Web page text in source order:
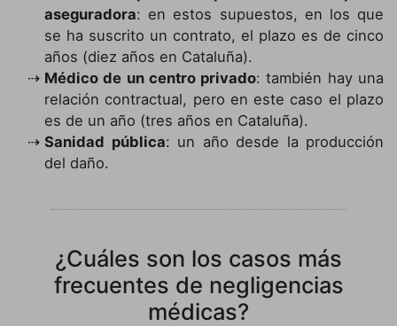
aseguradora: en estos supuestos, en los que
se ha suscrito un contrato, el plazo es de cinco
años (diez años en Cataluña).
Médico de un centro privado: también hay una
relación contractual, pero en este caso el plazo
es de un año (tres años en Cataluña).
Sanidad pública: un año desde la producción
del daño.
¿Cuáles son los casos más
frecuentes de negligencias
médicas?